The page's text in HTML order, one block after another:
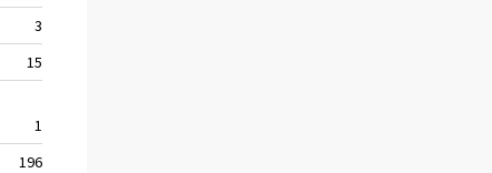
3
15
1
196